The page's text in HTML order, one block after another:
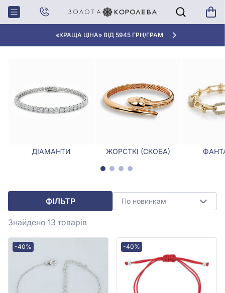
«КРАЩА ЦІНА» ВІД 5945 ГРН/ГРАМ
Головна Браслети Браслети з жовтими вставками
БРАСЛЕТИ З ЖОВТИМИ ВСТАВКАМИ
ДІАМАНТИ ЖОРСТКІ (СКОБА)
ФІЛЬТР По новинкам
Знайдено 13 товарів
-40% -40%